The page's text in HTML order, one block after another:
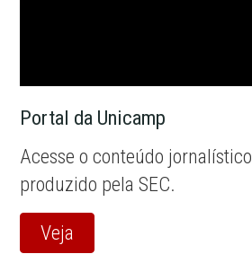
Portal da Unicamp
Acesse o conteúdo jornalístico
produzido pela SEC.
Veja